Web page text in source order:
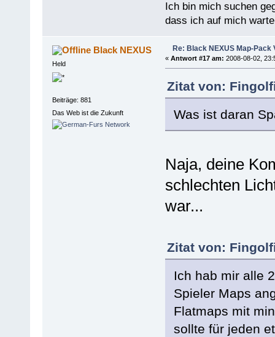
Ich bin mich suchen
dass ich auf mich
Black NEXUS
Held
Beiträge: 881
Das Web ist die Zukunft
Re: Black NEXUS Map-Pack
« Antwort #17 am: 2008-08-02,
Zitat von:
Was ist daran
Naja, deine
schlechten
war...
Zitat von:
Ich hab mir alle
Spieler Maps
Flatmaps mit
sollte für jeden